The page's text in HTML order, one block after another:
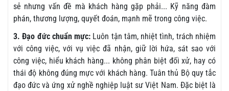
sẻ nhưng vấn đề mà khách hàng gặp phải... Kỹ năng đàm
phán, thương lượng, quyết đoán, mạnh mẽ trong công việc.
3. Đạo đức chuẩn mực: Luôn tận tâm, nhiệt tình, trách nhiệm
với công việc, với vụ việc đã nhận, giữ lời hứa, sát sao với
công việc, hiểu khách hàng... không phân biệt đối xử, hay có
thái độ không đúng mực với khách hàng. Tuân thủ Bộ quy tắc
đạo đức và ứng xử nghề nghiệp luật sư Việt Nam. Đặc biệt là